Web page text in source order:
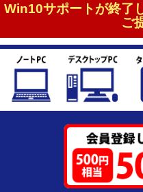
Win10サポートが終了
ご